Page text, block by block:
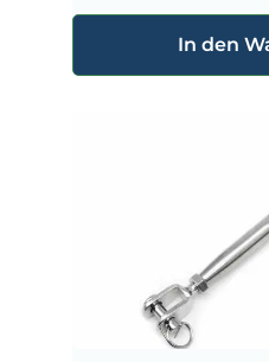
In den